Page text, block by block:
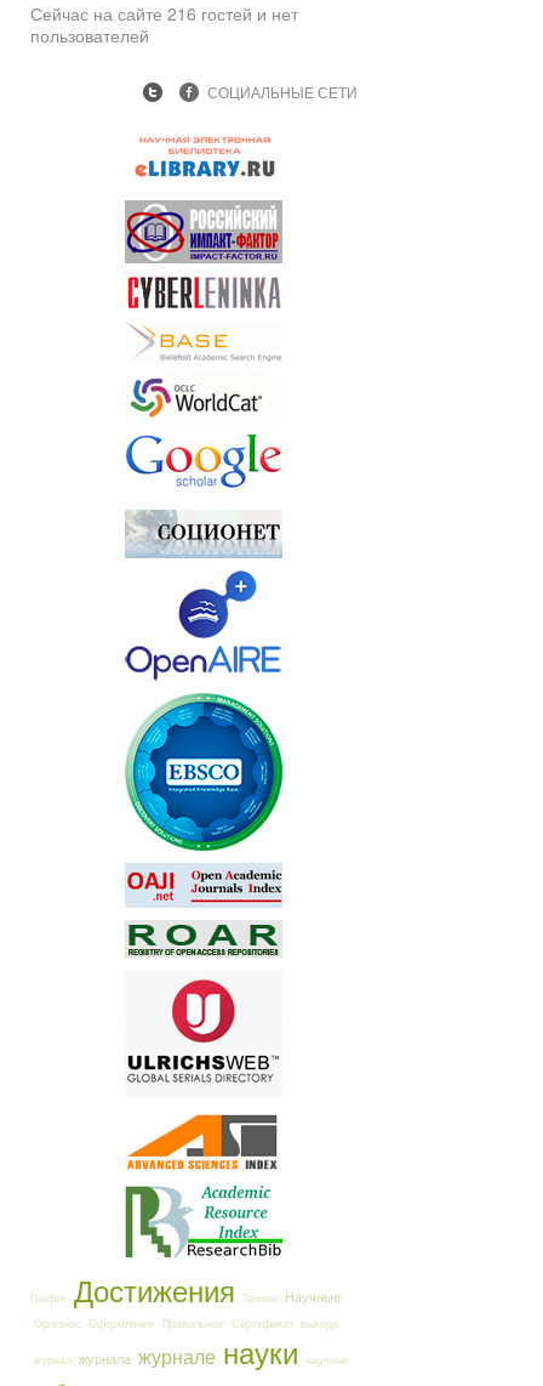
Сейчас на сайте 216 гостей и нет
пользователей
СОЦИАЛЬНЫЕ СЕТИ
График Достижения Заявка Научные
Оргвзнос Оформление Правильное Сертификат выхода
журнал журнала журнале науки научные